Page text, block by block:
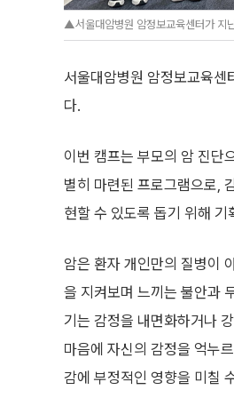
▲서울대암병원 암정보교육센터가 지
서울대암병원 암정보교육센
다.
이번 캠프는 부모의 암 진단
별히 마련된 프로그램으로,
현할 수 있도록 돕기 위해 기
암은 환자 개인만의 질병이
을 지켜보며 느끼는 불안과
기는 감정을 내면화하거나
마음에 자신의 감정을 억누
감에 부정적인 영향을 미칠